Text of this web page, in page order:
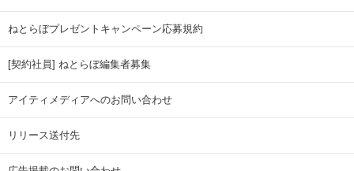
ねとらぼプレゼントキャンペーン応募規約
[契約社員] ねとらぼ編集者募集
アイティメディアへのお問い合わせ
リリース送付先